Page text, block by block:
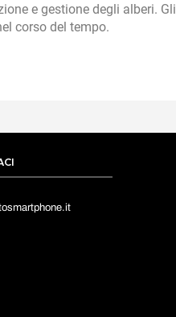
e gestione degli alberi. Gli
corso del tempo.